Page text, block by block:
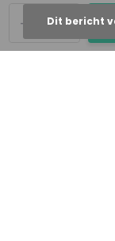
+
- Dit bericht